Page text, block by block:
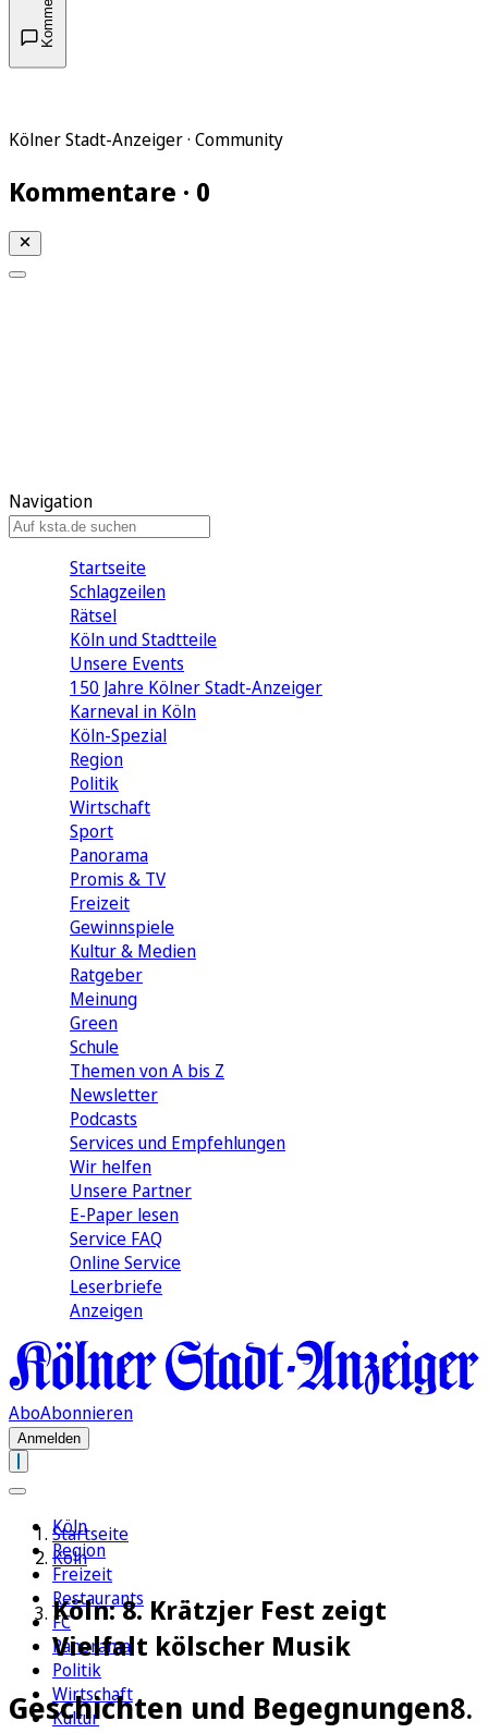
Kölner Stadt-Anzeiger · Community
Kommentare · 0
Navigation
Startseite
Schlagzeilen
Rätsel
Köln und Stadtteile
Unsere Events
150 Jahre Kölner Stadt-Anzeiger
Karneval in Köln
Köln-Spezial
Region
Politik
Wirtschaft
Sport
Panorama
Promis & TV
Freizeit
Gewinnspiele
Kultur & Medien
Ratgeber
Meinung
Green
Schule
Themen von A bis Z
Newsletter
Podcasts
Services und Empfehlungen
Wir helfen
Unsere Partner
E-Paper lesen
Service FAQ
Online Service
Leserbriefe
Anzeigen
AboAbonnieren
Anmelden
Köln
Region
Freizeit
Restaurants
FC
Panorama
Politik
Wirtschaft
Kultur
Startseite
Köln
Köln: 8. Krätzjer Fest zeigt
Vielfalt kölscher Musik
Geschichten und Begegnungen8.